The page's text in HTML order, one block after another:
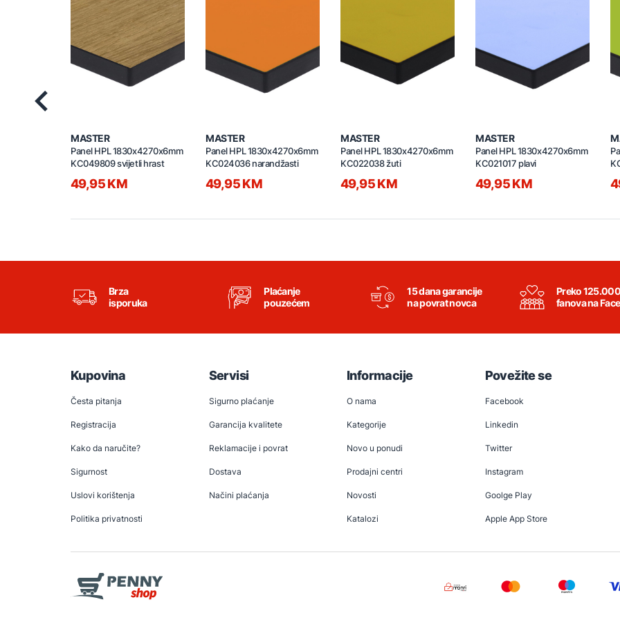
MASTER
Panel HPL 1830x4270x6mm
KC049809 svijetli hrast
49,95 KM
MASTER
Panel HPL 1830x4270x6mm
KC024036 narandžasti
49,95 KM
MASTER
Panel HPL 1830x4270x6mm
KC022038 žuti
49,95 KM
MASTER
Panel HPL 1830x4270x6mm
KC021017 plavi
49,95 KM
Brza
isporuka
Plaćanje
pouzećem
15 dana garancije
na povrat novca
Preko 125.000
fanova na
Kupovina
Česta pitanja
Registracija
Kako da naručite?
Sigurnost
Uslovi korištenja
Politika privatnosti
Servisi
Sigurno plaćanje
Garancija kvalitete
Reklamacije i povrat
Dostava
Načini plaćanja
Informacije
O nama
Kategorije
Novo u ponudi
Prodajni centri
Novosti
Katalozi
Povežite se
Facebook
Linkedin
Twitter
Instagram
Goolge Play
Apple App Store